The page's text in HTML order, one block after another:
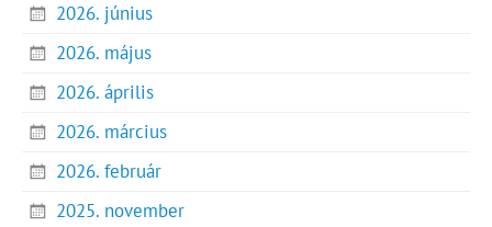
2026. június
2026. május
2026. április
2026. március
2026. február
2025. november